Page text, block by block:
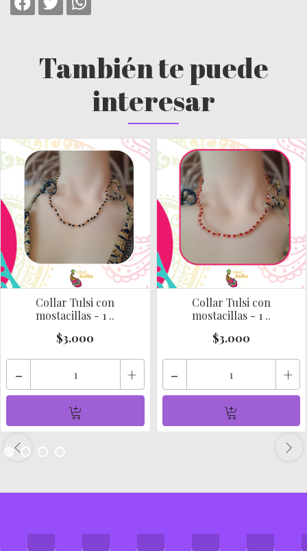
También te puede
interesar
Collar Tulsi con
mostacillas - 1 ..
$3.000
- +
Collar Tulsi con
mostacillas - 1 ..
$3.000
- +